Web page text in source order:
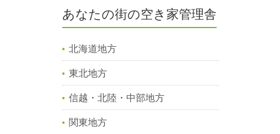
あなたの街の空き家管理舎
北海道地方
東北地方
信越・北陸・中部地方
関東地方